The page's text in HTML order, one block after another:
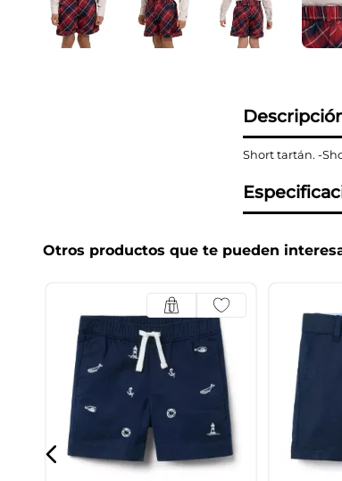
Short tartán. -
Otros productos que te pueden